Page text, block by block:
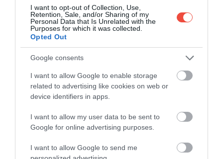
I want to opt-out of Collection, Use,
Retention, Sale, and/or Sharing of my
Personal Data that Is Unrelated with the
Purposes for which it was collected.
Opted Out
Google consents
I want to allow Google to enable storage
related to advertising like cookies on web or
device identifiers in apps.
I want to allow my user data to be sent to
Google for online advertising purposes.
I want to allow Google to send me